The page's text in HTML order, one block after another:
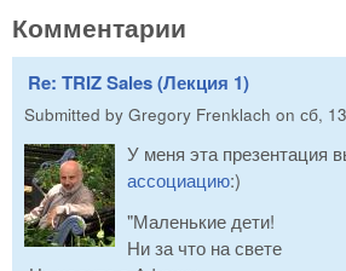
Комментарии
Re: TRIZ Sales (Лекция 1)
Submitted by Gregory Frenklach on сб,
У меня эта презентация
ассоциацию:)
"Маленькие дети!
Ни за что на свете